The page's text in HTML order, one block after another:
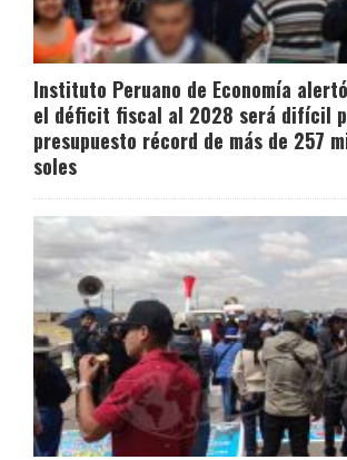
Instituto Peruano de Economía
el déficit fiscal al 2028 será difícil
presupuesto récord de más de 257
soles